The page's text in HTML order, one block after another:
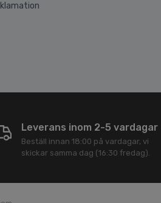
Leverans inom 2-5 vardagar
Beställ innan 18:00 på vardagar, vi
skickar samma dag (16:30 fredag).